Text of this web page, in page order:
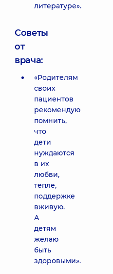
литературе».
Советы
от
врача:
«Родителям
своих
пациентов
рекомендую
помнить,
что
дети
нуждаются
в их
любви,
тепле,
поддержке
вживую.
А
детям
желаю
быть
здоровыми».